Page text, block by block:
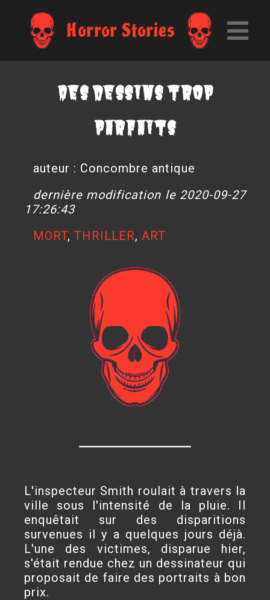
Horror Stories
Des dessins trop
parfaits
auteur : Concombre antique
dernière modification le 2020-09-27
17:26:43
MORT, THRILLER, ART
L'inspecteur Smith roulait à travers la
ville sous l'intensité de la pluie. Il
enquêtait sur des disparitions
survenues il y a quelques jours déjà.
L'une des victimes, disparue hier,
s'était rendue chez un dessinateur qui
proposait de faire des portraits à bon
prix.